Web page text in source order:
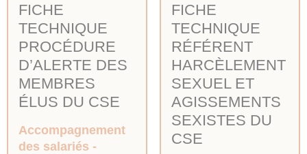
FICHE
TECHNIQUE
PROCÉDURE
D’ALERTE DES
MEMBRES
ÉLUS DU CSE
Accompagnement
des salariés
FICHE
TECHNIQUE
RÉFÉRENT
HARCÈLEMENT
SEXUEL ET
AGISSEMENTS
SEXISTES DU
CSE